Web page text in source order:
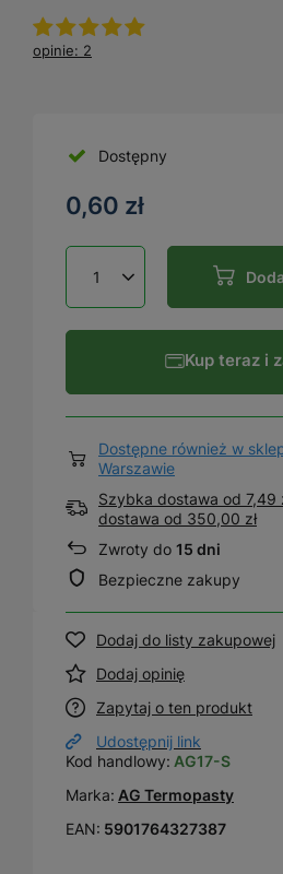
opinie: 2
Dostępny
0,60 zł
Kup teraz i
Dostępne również w
Warszawie
Szybka dostawa od 7,49
dostawa od 350,00 zł
Zwroty do 15 dni
Bezpieczne zakupy
Dodaj do listy zakupowej
Dodaj opinię
Zapytaj o ten produkt
Udostępnij link
Kod handlowy: AG17-S
Marka: AG Termopasty
EAN: 5901764327387